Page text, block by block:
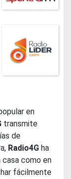
en
transmite
de
Radio4G ha
como en
fácilmente